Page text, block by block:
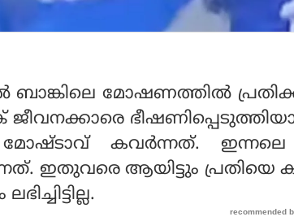
ബാങ്കിലെ മോഷണത്തില്‍
കവര്‍ന്നത്. ഇന്നലെ
ഇതുവരെ ആയിട്ടും പ്രതിയെ